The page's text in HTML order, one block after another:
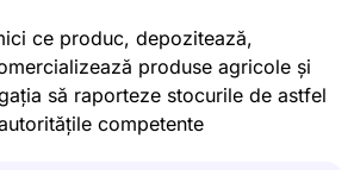
ce produc, depozitează,
produse agricole și
să raporteze stocurile de astfel
competente